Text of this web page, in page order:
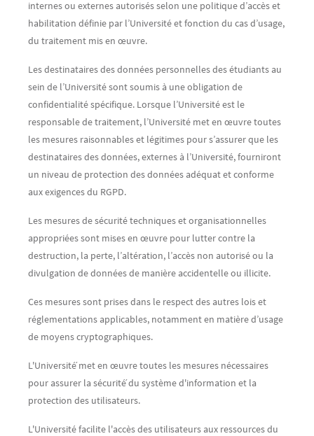
internes ou externes autorisés selon une politique d’accès et
habilitation définie par l’Université et fonction du cas d’usage,
du traitement mis en œuvre.
Les destinataires des données personnelles des étudiants au
sein de l’Université sont soumis à une obligation de
confidentialité spécifique. Lorsque l’Université est le
responsable de traitement, l’Université met en œuvre toutes
les mesures raisonnables et légitimes pour s’assurer que les
destinataires des données, externes à l’Université, fourniront
un niveau de protection des données adéquat et conforme
aux exigences du RGPD.
Les mesures de sécurité techniques et organisationnelles
appropriées sont mises en œuvre pour lutter contre la
destruction, la perte, l’altération, l’accès non autorisé ou la
divulgation de données de manière accidentelle ou illicite.
Ces mesures sont prises dans le respect des autres lois et
réglementations applicables, notamment en matière d’usage
de moyens cryptographiques.
L'Université́ met en œuvre toutes les mesures nécessaires
pour assurer la sécurité́ du système d'information et la
protection des utilisateurs.
L'Université facilite l'accès des utilisateurs aux ressources du